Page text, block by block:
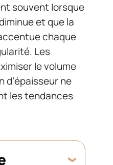
souvent lorsque
et que la
chaque
Les
le volume
d’épaisseur ne
les tendances